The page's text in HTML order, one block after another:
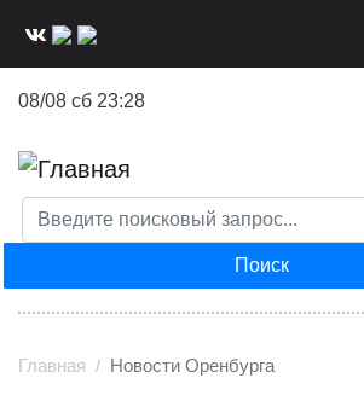
08/08 сб 23:28
Поиск
Главная Новости Оренбурга